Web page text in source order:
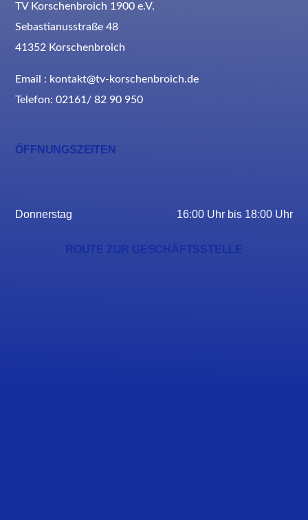
TV Korschenbroich 1900 e.V.
Sebastianusstraße 48
41352 Korschenbroich
Email : kontakt@tv-korschenbroich.de
Telefon: 02161/ 82 90 950
ÖFFNUNGSZEITEN
Donnerstag 16:00 Uhr bis 18:00 Uhr
ROUTE ZUR GESCHÄFTSSTELLE